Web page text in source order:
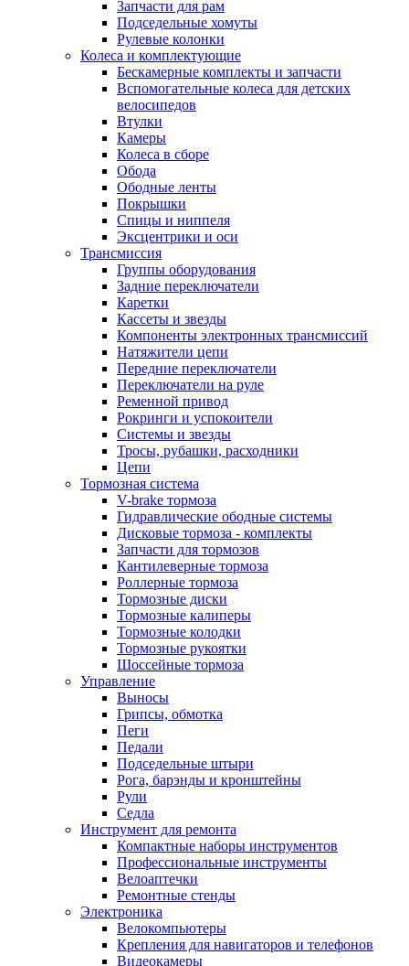
Запчасти для рам
Подседельные хомуты
Рулевые колонки
Колеса и комплектующие
Бескамерные комплекты и запчасти
Вспомогательные колеса для детских
велосипедов
Втулки
Камеры
Колеса в сборе
Обода
Ободные ленты
Покрышки
Спицы и ниппеля
Эксцентрики и оси
Трансмиссия
Группы оборудования
Задние переключатели
Каретки
Кассеты и звезды
Компоненты электронных трансмиссий
Натяжители цепи
Передние переключатели
Переключатели на руле
Ременной привод
Рокринги и успокоители
Системы и звезды
Тросы, рубашки, расходники
Цепи
Тормозная система
V-brake тормоза
Гидравлические ободные системы
Дисковые тормоза - комплекты
Запчасти для тормозов
Кантилеверные тормоза
Роллерные тормоза
Тормозные диски
Тормозные калиперы
Тормозные колодки
Тормозные рукоятки
Шоссейные тормоза
Управление
Выносы
Грипсы, обмотка
Пеги
Педали
Подседельные штыри
Рога, барэнды и кронштейны
Рули
Седла
Инструмент для ремонта
Компактные наборы инструментов
Профессиональные инструменты
Велоаптечки
Ремонтные стенды
Электроника
Велокомпьютеры
Крепления для навигаторов и телефонов
Видеокамеры